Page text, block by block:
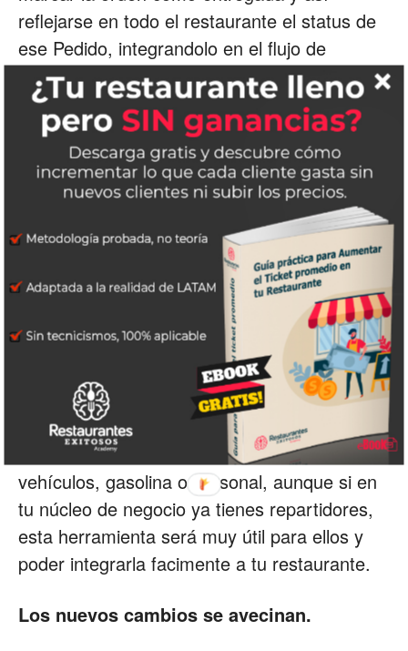
reflejarse en todo el restaurante el status de
ese Pedido, integrandolo en el flujo de
trabajo.
ConMeniuu Online Ordering
Systempuedes establecer el precio que
gustes por cargo de entrega a domicilio, ese
pago sólo se agregara si el cliente elije ese
servicio, dicho cargo extra se los puedes
entregar a los repartidores así ellos
trabajarian bajo el esquema de comisiones
ganada por cada reparto, como ya lo hacen
con las apps de terceros pero sin compartir
las ganancias de su esfuerzo, el repartidor
puede ser una persona extra al restaurante
(servicio de reparto local) y no cargar tu con
el costo como el mantenimiento de los
vehículos, gasolina o personal, aunque si en
tu núcleo de negocio ya tienes repartidores,
esta herramienta será muy útil para ellos y
poder integrarla facimente a tu restaurante.
Los nuevos cambios se avecinan.